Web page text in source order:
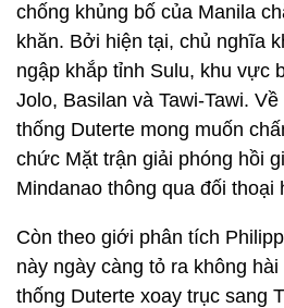
chống khủng bố của Manila
khăn. Bởi hiện tại, chủ nghĩa
ngập khắp tỉnh Sulu, khu vực
Jolo, Basilan và Tawi-Tawi.
thống Duterte mong muốn
chức Mặt trận giải phóng hồi
Mindanao thông qua đối thoại
Còn theo giới phân tích
này ngày càng tỏ ra không
thống Duterte xoay trục sang